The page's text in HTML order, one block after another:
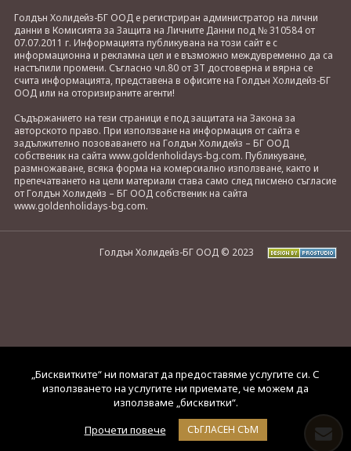
Голдън Холидейз-БГ ООД е регистриран администратор на лични
данни в Комисията за Защита на Личните Данни под № 310584 от
07.07.2011 г. Информацията публикувана на този сайт е с
информационна и рекламна цел и е възможно междувременно да са
настъпили промени. Съгласно чл.80 от ЗТ достоверна и вярна се
счита информацията, представена в офисите на Голдън Холидейз-БГ
ООД или на оторизираните агенти!
Съдържанието на тези страници е под защитата на Закона за
авторското право. При използване на информация от сайта е
задължително позоваването на Голдън Холидейз – БГ ООД
собственик на сайта www.goldenholidays-bg.com. Публикуване,
размножаване, всяка форма на комерсиално използване, както и
препечатването на цели материали става само след писмено съгласие
от Голдън Холидейз – БГ ООД собственик на сайта
www.goldenholidays-bg.com.
Голдън Холидейз-БГ ООД © 2023
„Бисквитките“ ни помагат да предоставяме услугите си. С
използването на услугите ни приемате, че можем да
използваме „бисквитки“.
Прочети повече
СЪГЛАСЕН СЪМ